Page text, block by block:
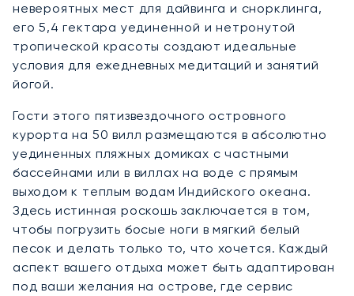
невероятных мест для дайвинга и снорклинга,
его 5,4 гектара уединенной и нетронутой
тропической красоты создают идеальные
условия для ежедневных медитаций и занятий
йогой.
Гости этого пятизвездочного островного
курорта на 50 вилл размещаются в абсолютно
уединенных пляжных домиках с частными
бассейнами или в виллах на воде с прямым
выходом к теплым водам Индийского океана.
Здесь истинная роскошь заключается в том,
чтобы погрузить босые ноги в мягкий белый
песок и делать только то, что хочется. Каждый
аспект вашего отдыха может быть адаптирован
под ваши желания на острове, где сервис